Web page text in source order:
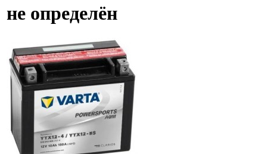
не определён